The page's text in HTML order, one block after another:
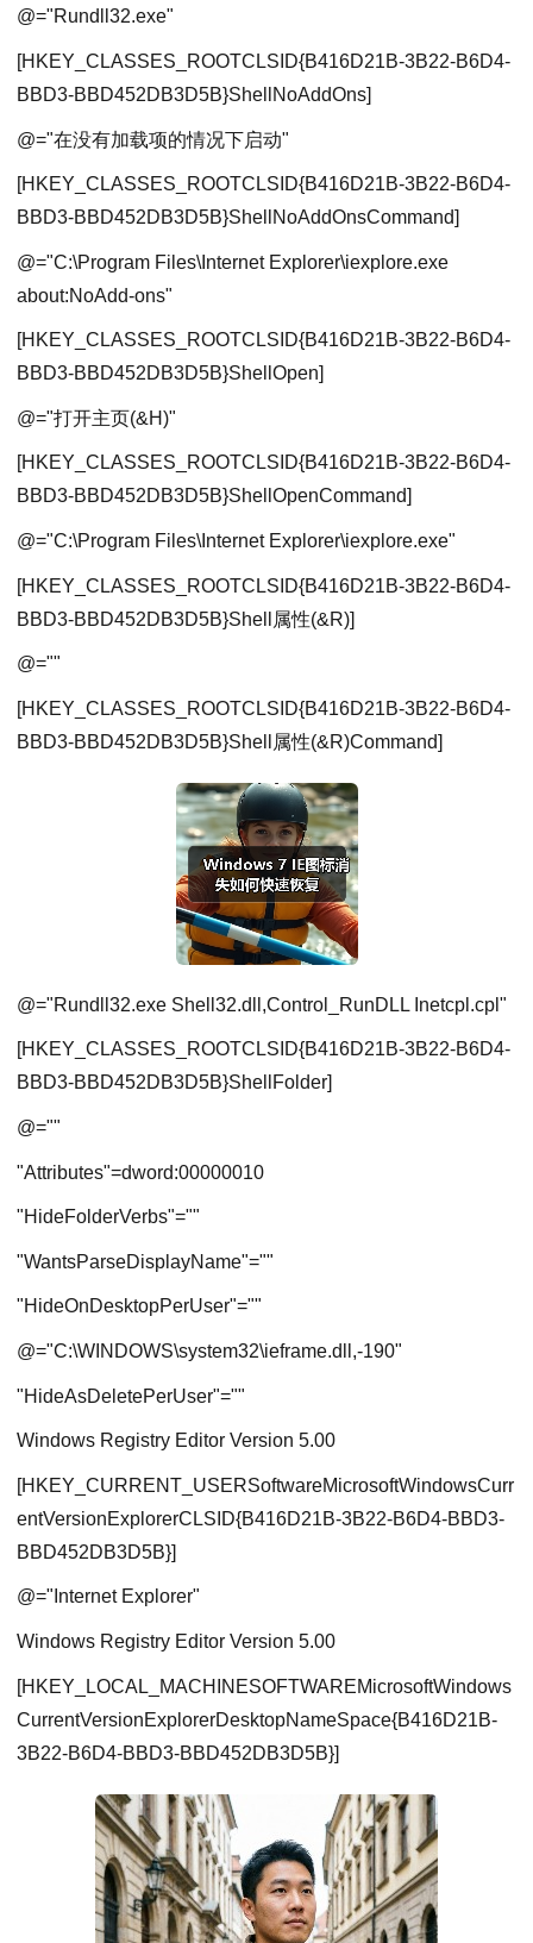
@="Rundll32.exe"
[HKEY_CLASSES_ROOTCLSID{B416D21B-3B22-B6D4-
BBD3-BBD452DB3D5B}ShellNoAddOns]
@="在没有加载项的情况下启动"
[HKEY_CLASSES_ROOTCLSID{B416D21B-3B22-B6D4-
BBD3-BBD452DB3D5B}ShellNoAddOnsCommand]
@="C:\Program Files\Internet Explorer\iexplore.exe
about:NoAdd-ons"
[HKEY_CLASSES_ROOTCLSID{B416D21B-3B22-B6D4-
BBD3-BBD452DB3D5B}ShellOpen]
@="打开主页(&H)"
[HKEY_CLASSES_ROOTCLSID{B416D21B-3B22-B6D4-
BBD3-BBD452DB3D5B}ShellOpenCommand]
@="C:\Program Files\Internet Explorer\iexplore.exe"
[HKEY_CLASSES_ROOTCLSID{B416D21B-3B22-B6D4-
BBD3-BBD452DB3D5B}Shell属性(&R)]
@=""
[HKEY_CLASSES_ROOTCLSID{B416D21B-3B22-B6D4-
BBD3-BBD452DB3D5B}Shell属性(&R)Command]
@="Rundll32.exe Shell32.dll,Control_RunDLL Inetcpl.cpl"
[HKEY_CLASSES_ROOTCLSID{B416D21B-3B22-B6D4-
BBD3-BBD452DB3D5B}ShellFolder]
@=""
"Attributes"=dword:00000010
"HideFolderVerbs"=""
"WantsParseDisplayName"=""
"HideOnDesktopPerUser"=""
@="C:\WINDOWS\system32\ieframe.dll,-190"
"HideAsDeletePerUser"=""
Windows Registry Editor Version 5.00
[HKEY_CURRENT_USERSoftwareMicrosoftWindowsCurr
entVersionExplorerCLSID{B416D21B-3B22-B6D4-BBD3-
BBD452DB3D5B}]
@="Internet Explorer"
Windows Registry Editor Version 5.00
[HKEY_LOCAL_MACHINESOFTWAREMicrosoftWindows
CurrentVersionExplorerDesktopNameSpace{B416D21B-
3B22-B6D4-BBD3-BBD452DB3D5B}]